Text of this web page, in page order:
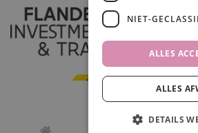
In
NIET-
ALLES
ALLES
DETAILS